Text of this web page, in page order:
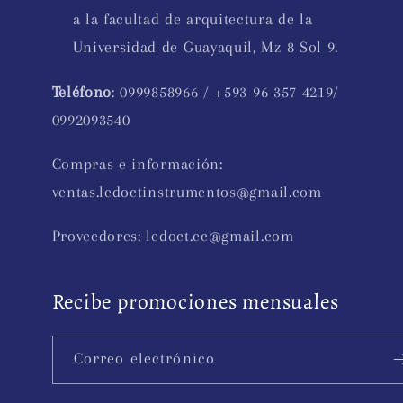
a la facultad de arquitectura de la
Universidad de Guayaquil, Mz 8 Sol 9.
Teléfono: 0999858966 / +593 96 357 4219/
0992093540
Compras e información:
ventas.ledoctinstrumentos@gmail.com
Proveedores: ledoct.ec@gmail.com
Recibe promociones mensuales
Correo electrónico